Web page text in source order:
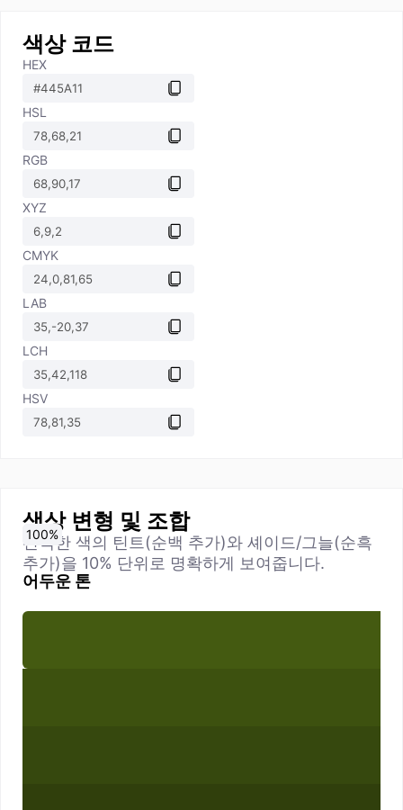
색상 코드
HEX
HSL
RGB
XYZ
CMYK
LAB
LCH
HSV
색상 변형 및 조합
선택한 색의 틴트(순백 추가)와 셰이드/그늘(순흑
추가)을 10% 단위로 명확하게 보여줍니다.
어두운 톤
0%
10%
20%
30%
40%
50%
60%
70%
80%
90%
100%